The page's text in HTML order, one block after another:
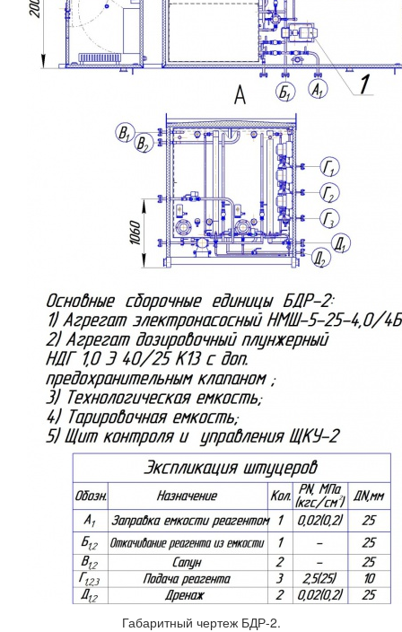
Габаритный чертеж БДР-2.